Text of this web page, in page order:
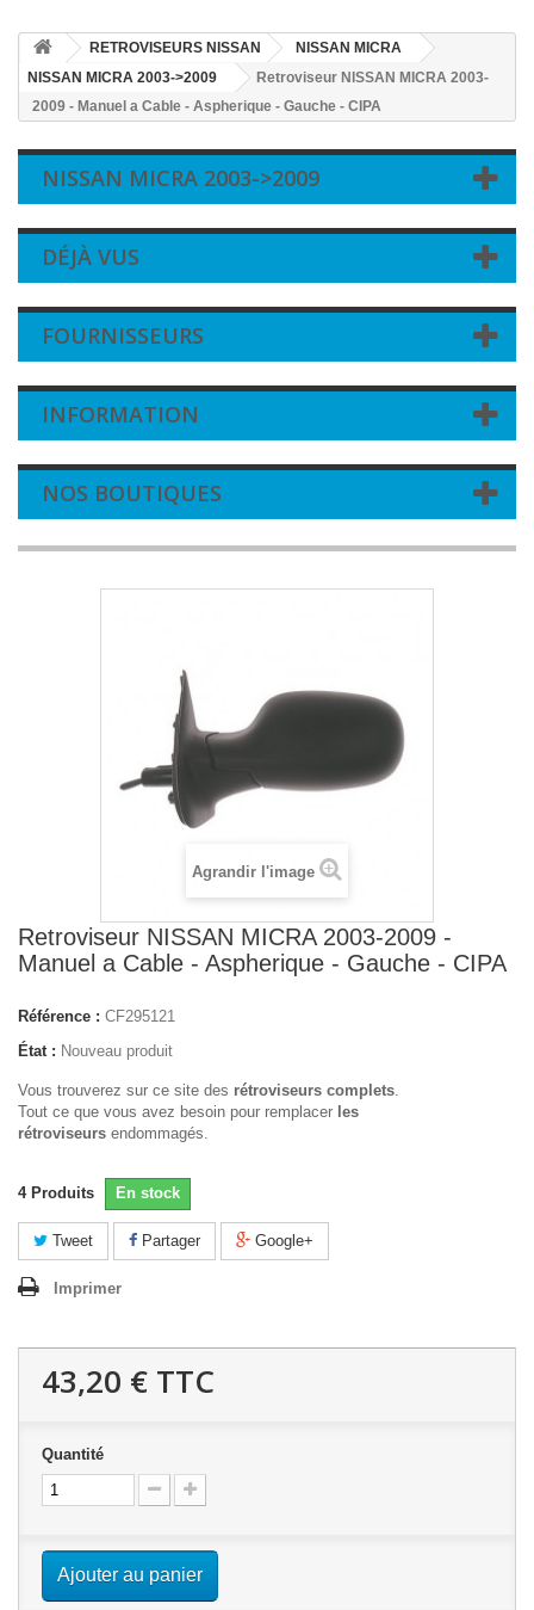
RETROVISEURS NISSAN
NISSAN MICRA
NISSAN MICRA 2003->2009
Retroviseur NISSAN MICRA 2003-
2009 - Manuel a Cable - Aspherique - Gauche - CIPA
NISSAN MICRA 2003->2009
DÉJÀ VUS
FOURNISSEURS
INFORMATION
NOS BOUTIQUES
Agrandir l'image
Retroviseur NISSAN MICRA 2003-2009 -
Manuel a Cable - Aspherique - Gauche - CIPA
Référence : CF295121
État : Nouveau produit
Vous trouverez sur ce site des rétroviseurs complets.
Tout ce que vous avez besoin pour remplacer les
rétroviseurs endommagés.
4 Produits En stock
Tweet Partager Google+
Imprimer
43,20 € TTC
Quantité
Ajouter au panier